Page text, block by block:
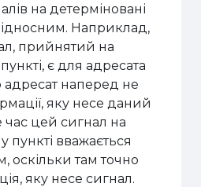
на детерміновані
Наприклад,
прийнятий на
є для адресата
наперед не
яку несе даний
час цей сигнал на
пункті вважається
оскільки там точно
яку несе сигнал.